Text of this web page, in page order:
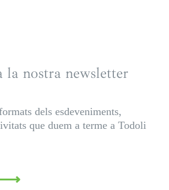
la nostra newsletter
dels esdeveniments,
que duem a terme a Todoli
⟶